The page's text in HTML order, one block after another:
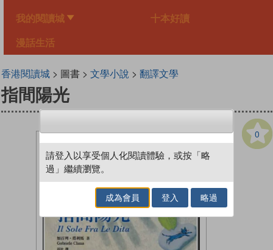
我的閱讀城 十本好讀
漫話生活
香港閱讀城> 圖書 > 文學小說 > 翻譯文學
指間陽光
0
請登入以享受個人化閱讀體驗，或按「略
過」繼續瀏覽。
成為會員 登入 略過